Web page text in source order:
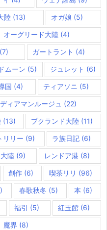
陸 (13) オガ娘 (5)
オーグリード大陸 (4)
(7) ガートラント (4)
ムーン (5) ジュレット (6)
国 (4) ティアソニ (5)
ディアマンルージュ (22)
(13) プクランド大陸 (11)
リリー (9) ラ族日記 (6)
陸 (9) レンドア港 (8)
創作(6) 喫茶リリ (96)
春歌秋冬 (5) 本 (6)
福引 (5) 紅玉館(6)
魔界 (8)